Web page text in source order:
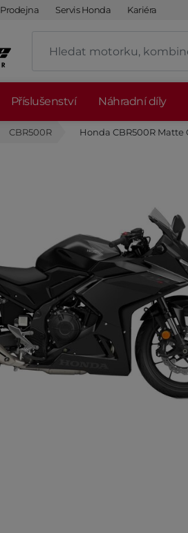
Prodejna Servis Honda Kariéra
Příslušenství Náhradní díly
CBR500R Honda CBR500R